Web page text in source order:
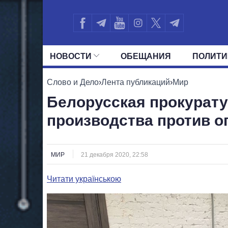
НОВОСТИ ОБЕЩАНИЯ
ВСЕ ПОЛИТИКИ ПРЕЗИДЕНТ И
Слово и Дело›Лента публикаций›Мир
Белорусская
производства против
МИР 21 декабря 2020, 22:58
Читати українською